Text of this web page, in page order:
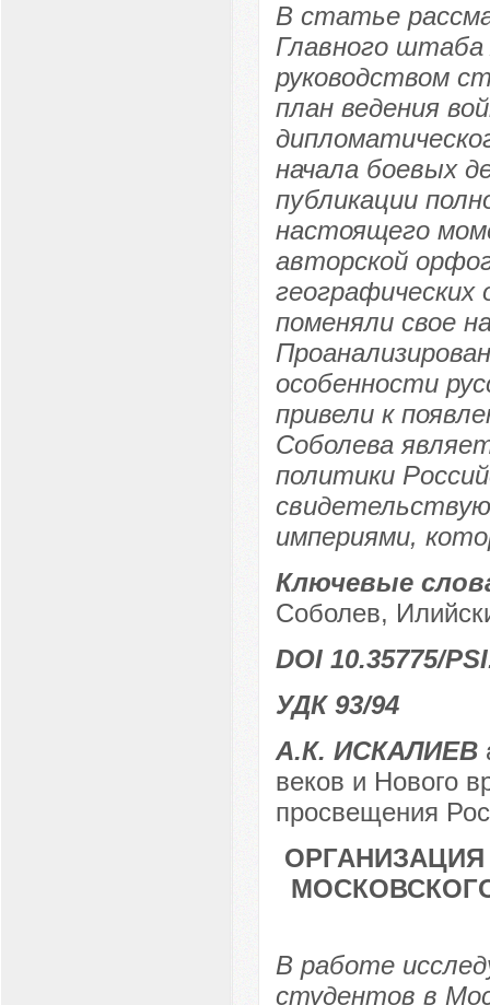
В статье
Главного штаба
руководством
план ведения
начала боевых
публикации
настоящего
авторской
поменяли свое
особенности
привели к
Соболева
политики
империями,
Ключевые
Соболев,
DOI 10.35775/
УДК 93/94
А.К. ИСКАЛИЕВ
веков и Нового
просвещения
В работе
студентов в